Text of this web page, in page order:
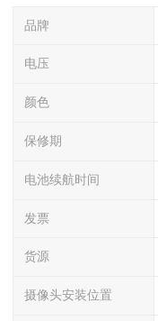
品牌
电压
颜色
保修期
电池续航时间
发票
货源
摄像头安装位置